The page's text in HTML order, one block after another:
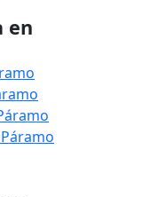
en